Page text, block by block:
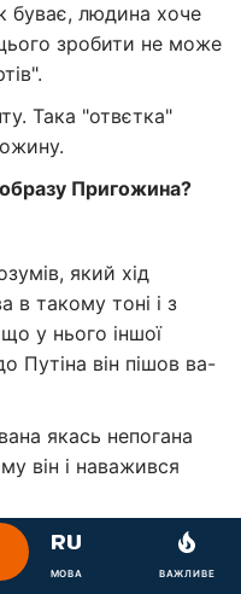
буває, людина хоче
зробити не може
Така "отвєтка"
Пригожина?
який хід
в такому тоні і з
у нього іншої
Путіна він пішов ва-
якась непогана
він і наважився
влади міцна
як своєрідно і
МОВА ВАЖЛИВЕ